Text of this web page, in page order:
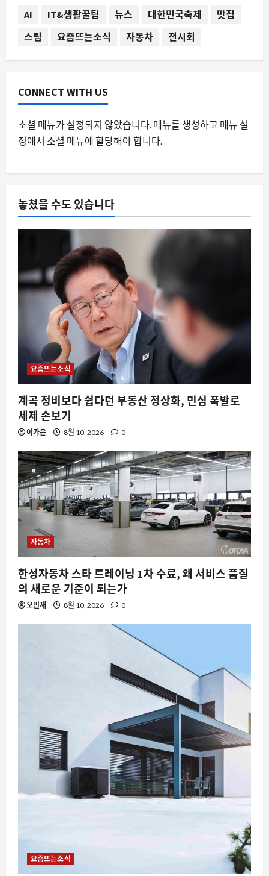
대 기술
의 비밀
2026
나다
0
AI IT&생활꿀팁 뉴스 대한민국축제
맛집
스팀
요즘뜨는소식 자동차 전시회
CONNECT WITH US
소셜 메뉴가 설정되지 않았습니다. 메뉴를 생성하고 메뉴 설
정에서 소셜 메뉴에 할당해야 합니다.
놓쳤을 수도 있습니다
요즘뜨는소식
계곡 정비보다 쉽다던 부동산 정상화, 민심 폭발로
세제 손보기
이가은 8월 10, 2026 0
자동차
한성자동차 스타 트레이닝 1차 수료, 왜 서비스 품질
의 새로운 기준이 되는가
오민재 8월 10, 2026 0
요즘뜨는소식